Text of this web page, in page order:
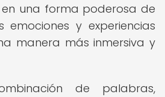
una forma poderosa de
y experiencias
manera más inmersiva y
de palabras,